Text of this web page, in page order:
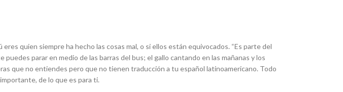
quien siempre ha hecho las cosas mal, o si ellos están equivocados. “Es parte del
parar en medio de las barras del bus; el gallo cantando en las mañanas y los
que no entiendes pero que no tienen traducción a tu español latinoamericano. Todo
de lo que es para ti.